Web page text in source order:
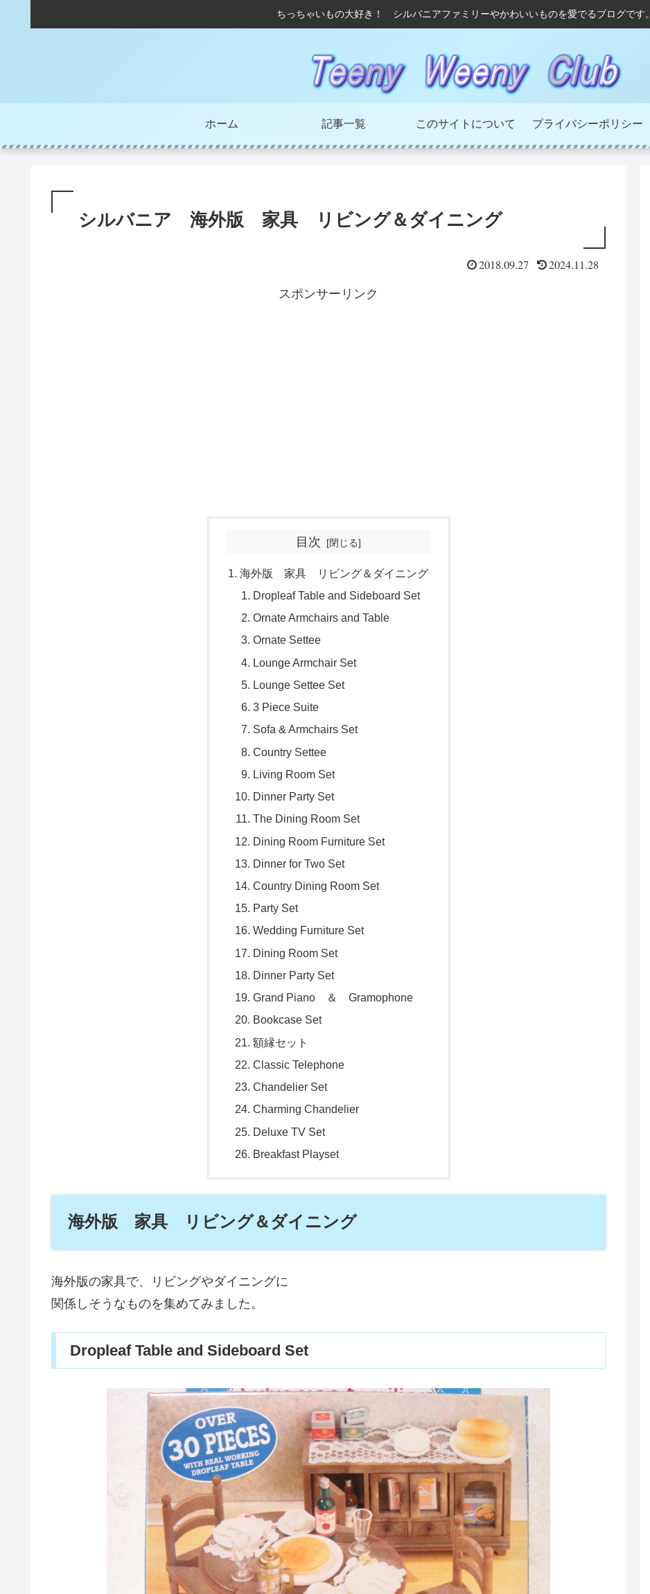
ちっちゃいもの大好き！ シルバニアファミリーやかわいいものを愛でるブログです。
ホーム 記事一覧 このサイトについて プライバシーポリシー
シルバニア 海外版 家具 リビング＆ダイニング
2018.09.27 2024.11.28
スポンサーリンク
目次
海外版 家具 リビング＆ダイニング
Dropleaf Table and Sideboard Set
Ornate Armchairs and Table
Ornate Settee
Lounge Armchair Set
Lounge Settee Set
3 Piece Suite
Sofa & Armchairs Set
Country Settee
Living Room Set
Dinner Party Set
The Dining Room Set
Dining Room Furniture Set
Dinner for Two Set
Country Dining Room Set
Party Set
Wedding Furniture Set
Dining Room Set
Dinner Party Set
Grand Piano ＆ Gramophone
Bookcase Set
額縁セット
Classic Telephone
Chandelier Set
Charming Chandelier
Deluxe TV Set
Breakfast Playset
海外版 家具 リビング＆ダイニング
海外版の家具で、リビングやダイニングに
関係しそうなものを集めてみました。
Dropleaf Table and Sideboard Set